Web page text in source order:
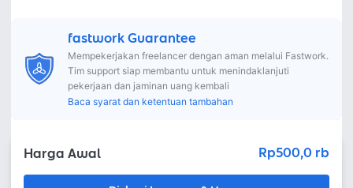
fastwork Guarantee
Mempekerjakan freelancer dengan aman melalui Fastwork.
Tim support siap membantu untuk menindaklanjuti
pekerjaan dan jaminan uang kembali
Baca syarat dan ketentuan tambahan
Harga Awal Rp500,0 rb